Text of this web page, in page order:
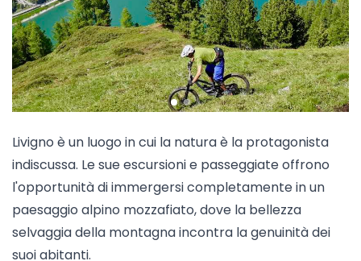
Livigno è un luogo in cui la natura è la protagonista
indiscussa. Le sue escursioni e passeggiate offrono
l'opportunità di immergersi completamente in un
paesaggio alpino mozzafiato, dove la bellezza
selvaggia della montagna incontra la genuinità dei
suoi abitanti.